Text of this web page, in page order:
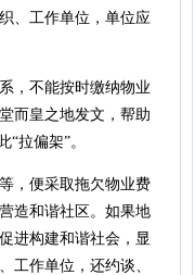
、工作单位，单位应
，不能按时缴纳物业
而皇之地发文，帮助
拉偏架”。
，便采取拖欠物业费
造和谐社区。如果地
进构建和谐社会，显
工作单位，还约谈、